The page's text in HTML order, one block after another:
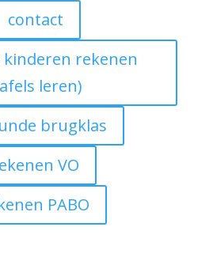
contact
kinderen rekenen
leren)
brugklas
VO
PABO